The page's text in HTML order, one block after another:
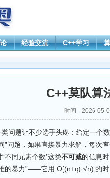
经验交流 C++学习
C++莫队算
时间：2026-05-
问题让不少选手头疼：给定一个
”问题，如果直接暴力求解，每次
不同元素个数”这类不可减的信息
的暴力”——它用 O((n+q)·√n) 的